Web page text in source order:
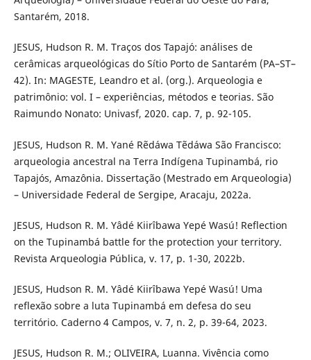
Santarém, 2018.
JESUS, Hudson R. M. Traços dos Tapajó: análises de
cerâmicas arqueológicas do Sítio Porto de Santarém (PA–ST–
42). In: MAGESTE, Leandro et al. (org.). Arqueologia e
patrimônio: vol. I – experiências, métodos e teorias. São
Raimundo Nonato: Univasf, 2020. cap. 7, p. 92-105.
JESUS, Hudson R. M. Yané Rẽdáwa Tẽdáwa São Francisco:
arqueologia ancestral na Terra Indígena Tupinambá, rio
Tapajós, Amazônia. Dissertação (Mestrado em Arqueologia)
– Universidade Federal de Sergipe, Aracaju, 2022a.
JESUS, Hudson R. M. Yâdé Kiirîbawa Yepé Wasú! Reflection
on the Tupinambá battle for the protection your territory.
Revista Arqueologia Pública, v. 17, p. 1-30, 2022b.
JESUS, Hudson R. M. Yâdé Kiirîbawa Yepé Wasú! Uma
reflexão sobre a luta Tupinambá em defesa do seu
território. Caderno 4 Campos, v. 7, n. 2, p. 39-64, 2023.
JESUS, Hudson R. M.; OLIVEIRA, Luanna. Vivência como